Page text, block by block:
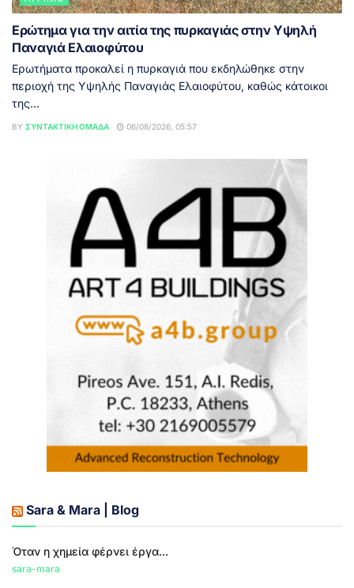
Ερώτημα για την αιτία της πυρκαγιάς στην Υψηλή
Παναγιά Ελαιοφύτου
Ερωτήματα προκαλεί η πυρκαγιά που εκδηλώθηκε στην
περιοχή της Υψηλής Παναγιάς Ελαιοφύτου, καθώς κάτοικοι
της...
BY ΣΥΝΤΑΚΤΙΚΉ ΟΜΆΔΑ 06/08/2026, 05:57
Sara & Mara | Blog
Όταν η χημεία φέρνει έργα...
sara-mara